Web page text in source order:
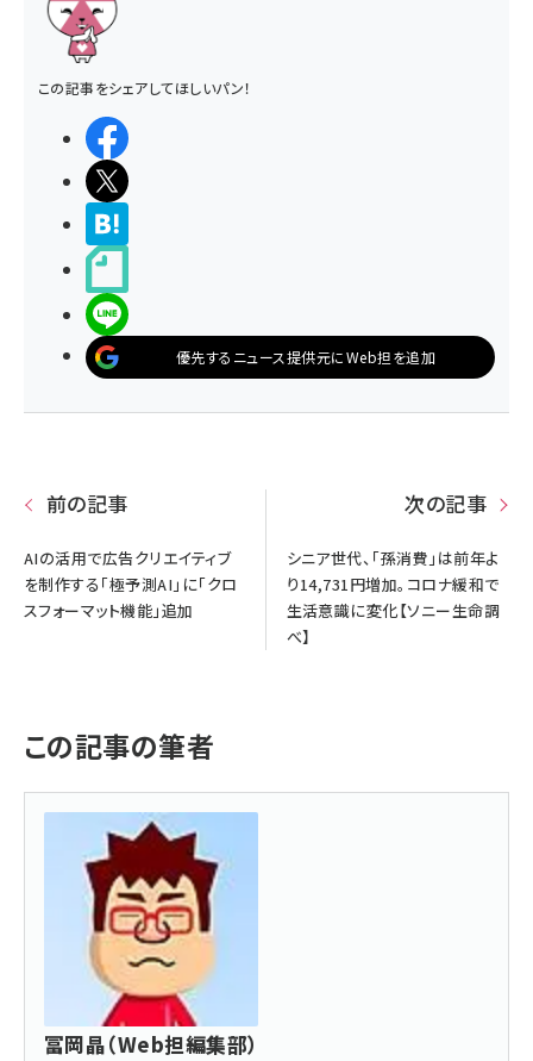
この記事をシェアしてほしいパン！
優先するニュース提供元にWeb担を追加
前の記事
AIの活用で広告クリエイティブ
を制作する「極予測AI」に「クロ
スフォーマット機能」追加
次の記事
シニア世代、「孫消費」は前年よ
り14,731円増加。コロナ緩和で
生活意識に変化【ソニー生命調
べ】
この記事の筆者
冨岡晶（Web担編集部）